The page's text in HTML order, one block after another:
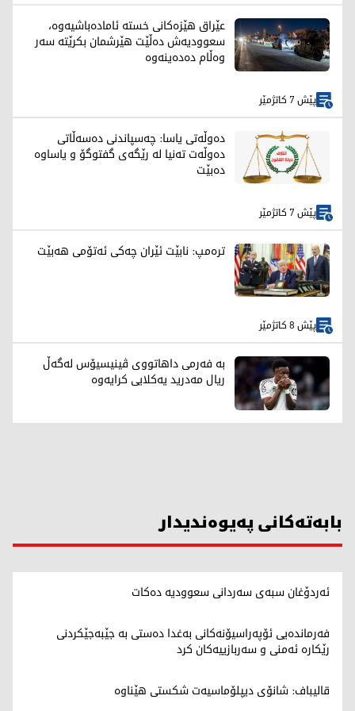
عێراق هێزەکانی خستە ئامادەباشیەوە،
سعوودیەش دەڵێت هێرشمان بکرێتە سەر
وەڵام دەدەینەوە
پێش 7 کاتژمێر
دەوڵەتی یاسا: چەسپاندنی دەسەڵاتی
دەوڵەت تەنیا لە رێگەی گفتوگۆ و یاساوە
دەبێت
پێش 7 کاتژمێر
ترەمپ: نابێت ئێران چەکی ئەتۆمی هەبێت
پێش 8 کاتژمێر
بە فەرمی داهاتووی ڤینیسیۆس لەگەڵ
ریال مەدرید یەکلایی کرایەوە
بابەتەکانی پەیوەندیدار
ئەردۆغان سبەی سەردانی سعوودیە دەکات
فەرماندەیی ئۆپەراسیۆنەکانی بەغدا دەستی بە جێبەجێکردنی
رێکارە ئەمنی و سەربازییەکان کرد
قالیباف: شانۆی دیپلۆماسیەت شکستی هێناوە